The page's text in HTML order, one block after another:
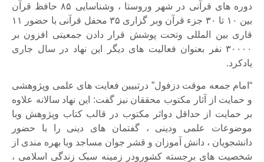
دوره های قرآنی در شهر وروستا ، وشناسایی ۸۵ حافظ قرآن
بین ۱۰ تا ۳۰ جزء قرآن وبر گزاری ۳۵ محفل قرآنی با حضور ۱۱
قاری بین المللی وتحت پوشش قرار دادن جمعیتی افزون بر
۳۰۰۰۰ نفر بعنوان فعالیت های دیگر این نهاد در سال جاری
یادکرد.
“امام جمعه موقت دزفول” درتبیین فعایت های علمی وپژوهشی
و حمایت از آثار مکتوب محققان نیز گفت: این نهاد سالانه علاوه
بر حمایت از حداقل دواثر مکتوب در قالب کتاب وپژوهش وبا
موضوعات علمی ودینی ، گفتمان های دینی را با حضور
دانشجویان ، دانش آموزان و قشر جوان مساجد وبا بهره مندی از
شخصیت های برجسته کشورودر زمینه سبک زندگی اسلامی ،